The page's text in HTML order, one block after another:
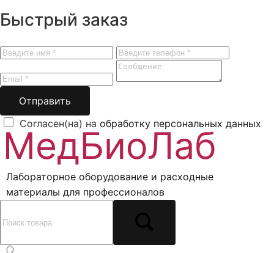
Быстрый заказ
Отправить
Согласен(на) на обработку персональных данных
Лабораторное оборудование и расходные
материалы для профессионалов